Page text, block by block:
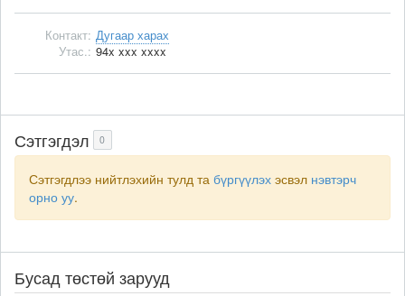
Контакт: Дугаар харах
Утас.: 94x xxx xxxx
Сэтгэгдэл 0
Сэтгэгдлээ нийтлэхийн тулд та бүргүүлэх эсвэл нэвтэрч
орно уу.
Бусад төстөй зарууд